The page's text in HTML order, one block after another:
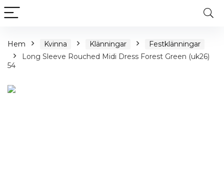
Hem Kvinna Klänningar
Festklänningar
Long Sleeve Rouched Midi Dress Forest Green (uk26)
54